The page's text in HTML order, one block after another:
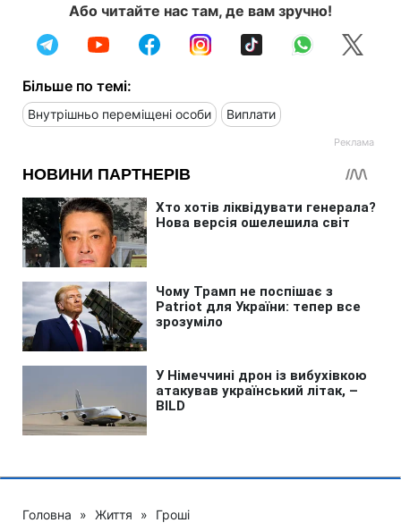
Або читайте нас там, де вам зручно!
Більше по темі:
Внутрішньо переміщені особи Виплати
Головна » Життя » Гроші